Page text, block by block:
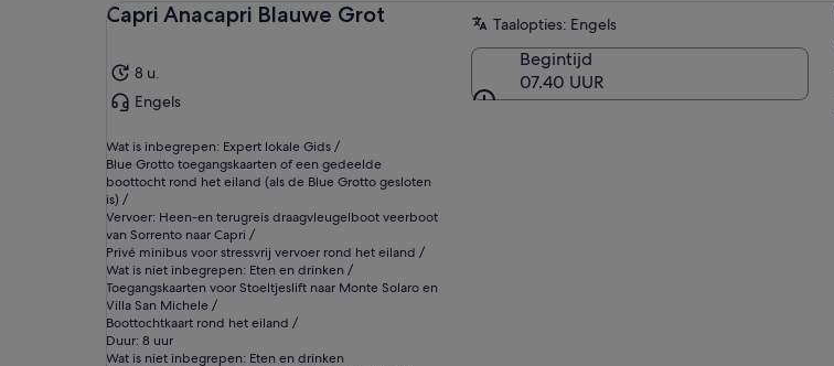
Capri Anacapri Blauwe Grot
8 u.
Engels
Wat is inbegrepen: Expert lokale Gids /
Blue Grotto toegangskaarten of een gedeelde
boottocht rond het eiland (als de Blue Grotto gesloten
is) /
Vervoer: Heen-en terugreis draagvleugelboot veerboot
van Sorrento naar Capri /
Privé minibus voor stressvrij vervoer rond het eiland /
Wat is niet inbegrepen: Eten en drinken /
Toegangskaarten voor Stoeltjeslift naar Monte Solaro en
Villa San Michele /
Boottochtkaart rond het eiland /
Duur: 8 uur
Wat is niet inbegrepen: Eten en drinken
Taalopties: Engels
Begintijd
07.40 UUR